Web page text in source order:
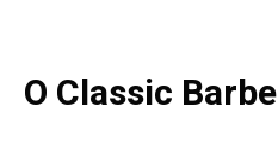
O Classic